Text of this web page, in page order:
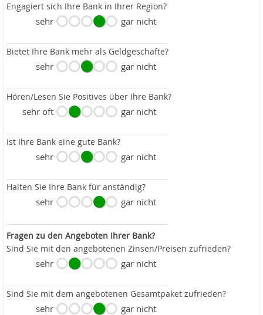
Engagiert sich Ihre Bank in Ihrer Region?
sehr gar nicht
Bietet Ihre Bank mehr als Geldgeschäfte?
sehr gar nicht
Hören/Lesen Sie Positives über Ihre Bank?
sehr oft gar nicht
Ist Ihre Bank eine gute Bank?
sehr gar nicht
Halten Sie Ihre Bank für anständig?
sehr gar nicht
Fragen zu den Angeboten Ihrer Bank?
Sind Sie mit den angebotenen Zinsen/Preisen zufrieden?
sehr gar nicht
Sind Sie mit dem angebotenen Gesamtpaket zufrieden?
sehr gar nicht